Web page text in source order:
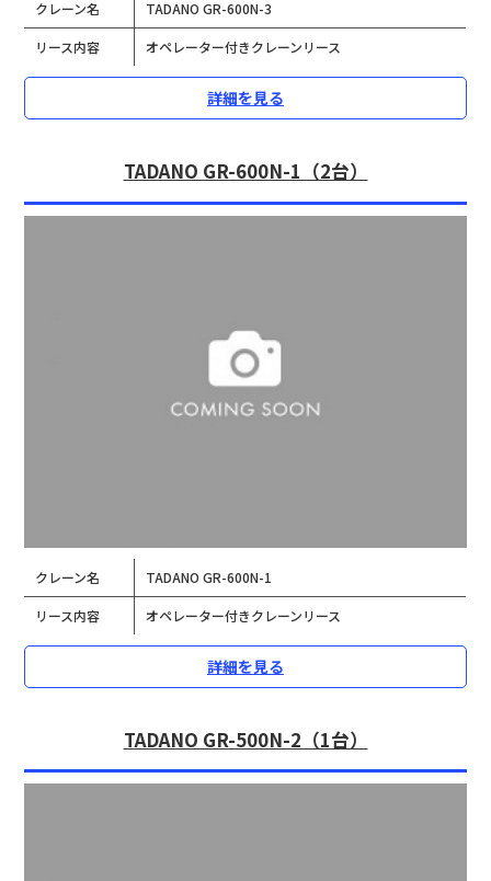
クレーン名 TADANO GR-600N-3
リース内容 オペレーター付きクレーンリース
詳細を見る
TADANO GR-600N-1（2台）
クレーン名 TADANO GR-600N-1
リース内容 オペレーター付きクレーンリース
詳細を見る
TADANO GR-500N-2（1台）